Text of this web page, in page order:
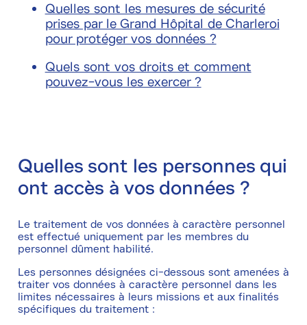
Quelles sont les mesures de sécurité
prises par le Grand Hôpital de Charleroi
pour protéger vos données ?
Quels sont vos droits et comment
pouvez-vous les exercer ?
Quelles sont les personnes qui
ont accès à vos données ?
Le traitement de vos données à caractère personnel
est effectué uniquement par les membres du
personnel dûment habilité.
Les personnes désignées ci-dessous sont amenées à
traiter vos données à caractère personnel dans les
limites nécessaires à leurs missions et aux finalités
spécifiques du traitement :